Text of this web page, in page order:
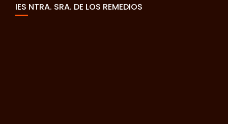
IES NTRA. SRA. DE LOS REMEDIOS